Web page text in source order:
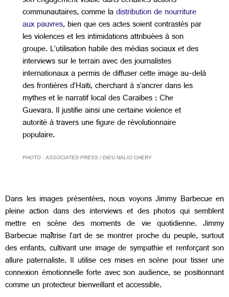
communautaires, comme ladistribution de nourriture
aux pauvres, bien que ces actes soient contrastés par
les violences et les intimidations attribuées à son
groupe. L’utilisation habile des médias sociaux et des
interviews sur le terrain avec des journalistes
internationaux a permis de diffuser cette image au-delà
des frontières d’Haïti, cherchant à s’ancrer dans les
mythes et le narratif local des Caraïbes : Che
Guevara. Il justifie ainsi une certaine violence et
autorité à travers une figure de révolutionnaire
populaire.
PHOTO : ASSOCIATED PRESS / DIEU NALIO CHERY
Dans les images présentées, nous voyons Jimmy Barbecue en
pleine action dans des interviews et des photos qui semblent
mettre en scène des moments de vie quotidienne. Jimmy
Barbecue maîtrise l’art de se montrer proche du peuple, surtout
des enfants, cultivant une image de sympathie et renforçant son
allure paternaliste. Il utilise ces mises en scène pour tisser une
connexion émotionnelle forte avec son audience, se positionnant
comme un protecteur bienveillant et accessible.